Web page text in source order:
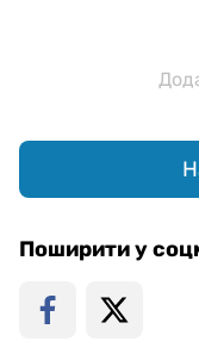
Поширити у